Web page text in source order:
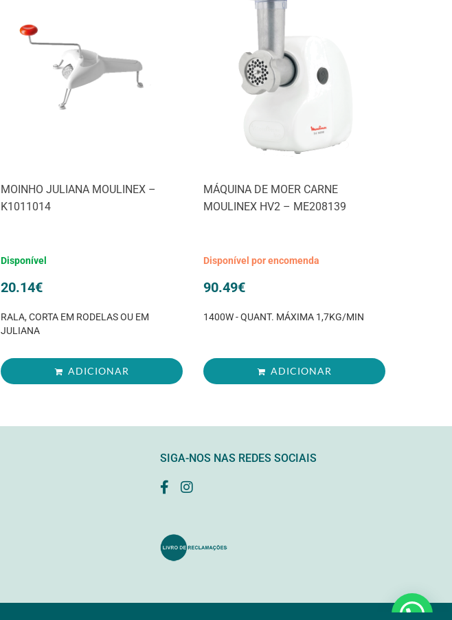
MOINHO JULIANA MOULINEX –
K1011014
Disponível
20.14€
RALA, CORTA EM RODELAS OU EM
JULIANA
ADICIONAR
MÁQUINA DE MOER CARNE
MOULINEX HV2 – ME208139
Disponível por encomenda
90.49€
1400W - QUANT. MÁXIMA 1,7KG/MIN
ADICIONAR
SIGA-NOS NAS REDES SOCIAIS